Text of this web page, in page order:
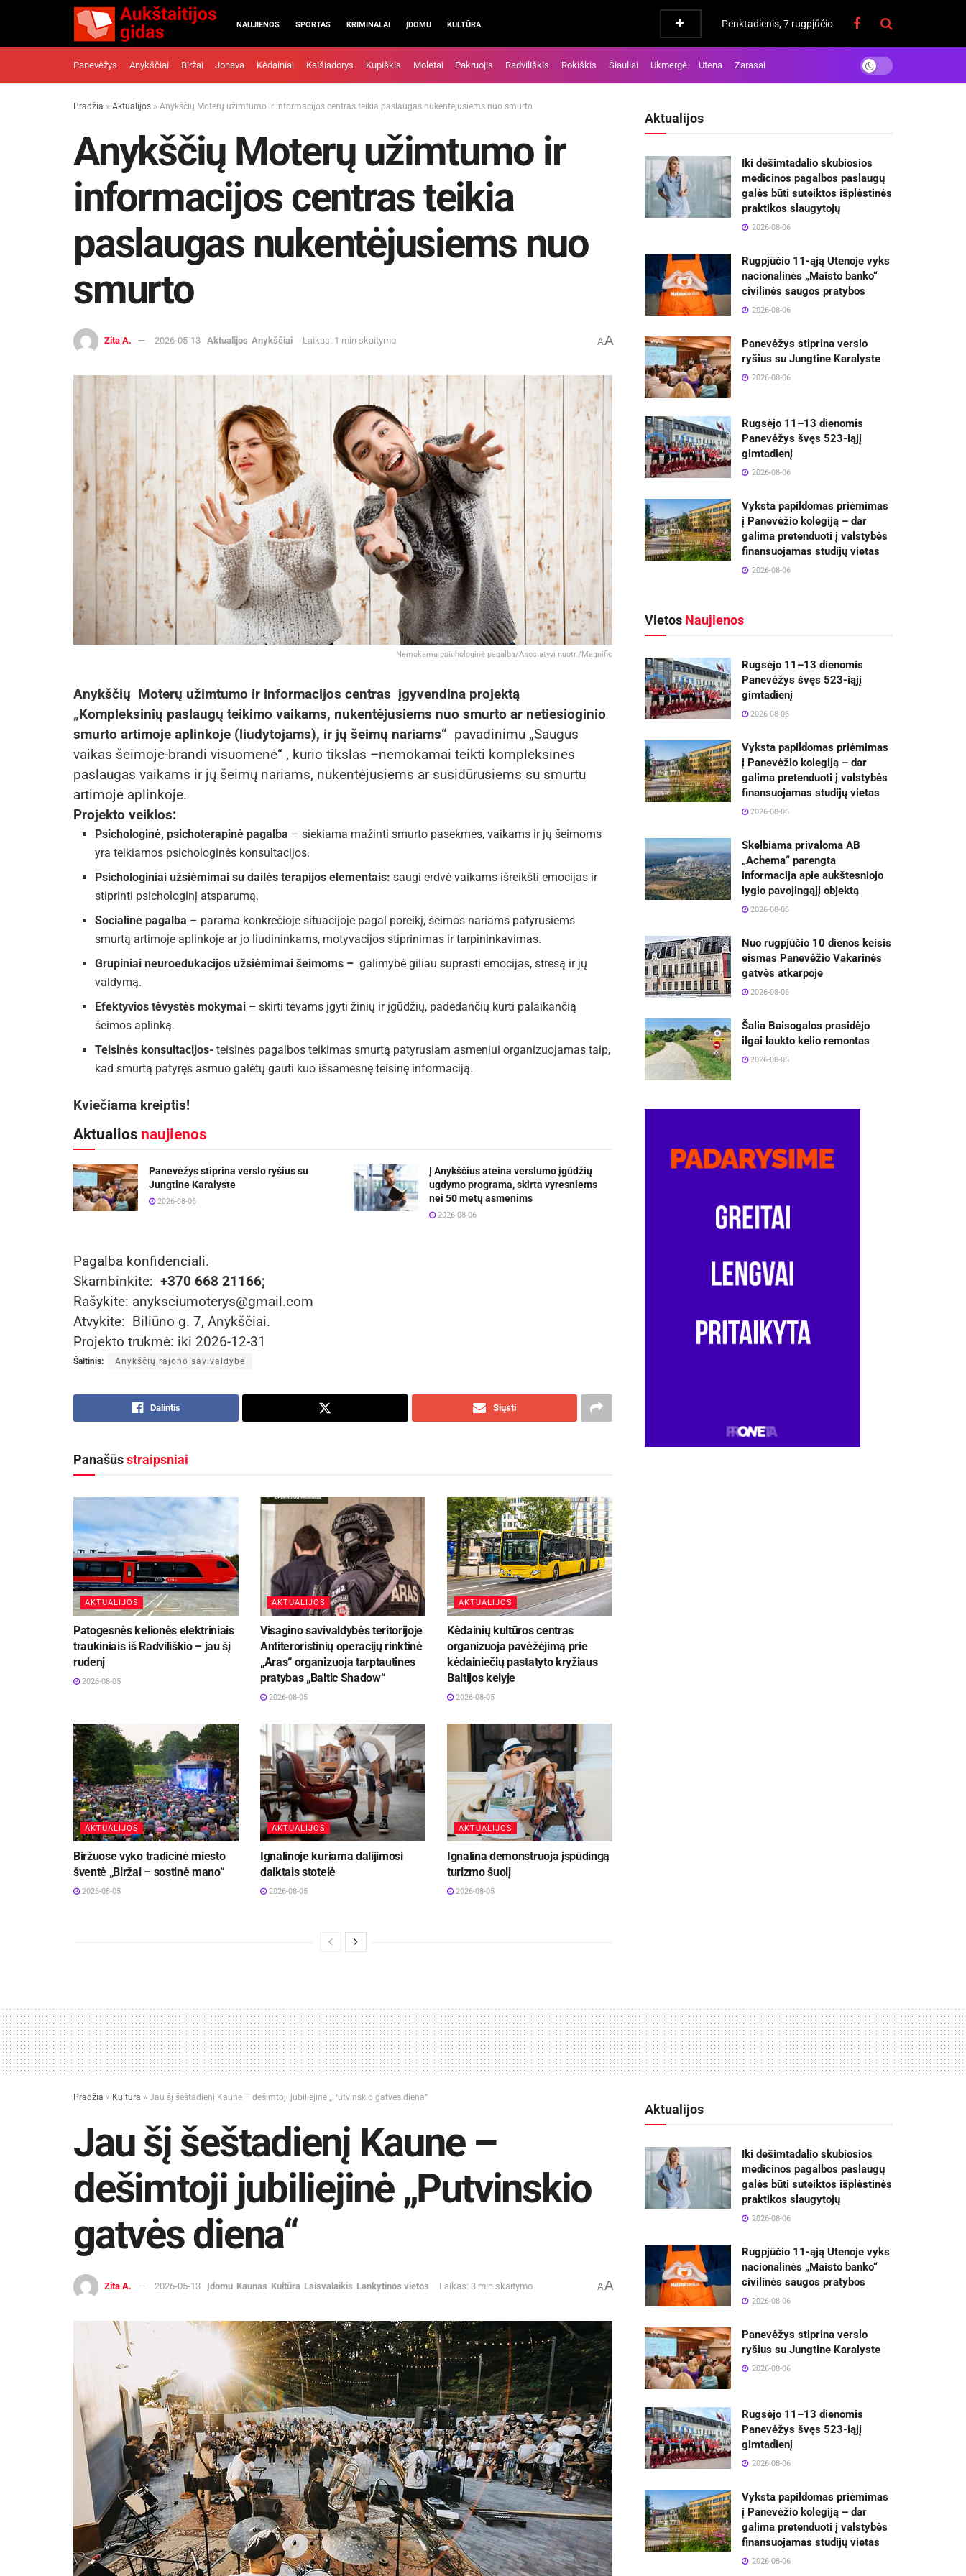
NAUJIENOS SPORTAS KRIMINALAI ĮDOMU KULTŪRA Penktadienis, 7 rugpjūčio
Panevėžys Anykščiai Biržai Jonava Kėdainiai Kaišiadorys Kupiškis Molėtai Pakruojis Radviliškis Rokiškis Šiauliai Ukmergė Utena Zarasai
Pradžia » Aktualijos » Anykščių Moterų užimtumo ir informacijos centras teikia paslaugas nukentėjusiems nuo smurto
Anykščių Moterų užimtumo ir
informacijos centras teikia
paslaugas nukentėjusiems nuo
smurto
Zita A. 2026-05-13 Aktualijos Anykščiai Laikas: 1 min skaitymo AA
Nemokama psichologinė pagalba/Asociatyvi nuotr./Magnific
Anykščių Moterų užimtumo ir informacijos centras įgyvendina projektą
„Kompleksinių paslaugų teikimo vaikams, nukentėjusiems nuo smurto ar netiesioginio
smurto artimoje aplinkoje (liudytojams), ir jų šeimų nariams“ pavadinimu „Saugus
vaikas šeimoje-brandi visuomenė“ , kurio tikslas –nemokamai teikti kompleksines
paslaugas vaikams ir jų šeimų nariams, nukentėjusiems ar susidūrusiems su smurtu
artimoje aplinkoje.
Projekto veiklos:
Psichologinė, psichoterapinė pagalba – siekiama mažinti smurto pasekmes, vaikams ir jų šeimoms
yra teikiamos psichologinės konsultacijos.
Psichologiniai užsiėmimai su dailės terapijos elementais: saugi erdvė vaikams išreikšti emocijas ir
stiprinti psichologinį atsparumą.
Socialinė pagalba – parama konkrečioje situacijoje pagal poreikį, šeimos nariams patyrusiems
smurtą artimoje aplinkoje ar jo liudininkams, motyvacijos stiprinimas ir tarpininkavimas.
Grupiniai neuroedukacijos užsiėmimai šeimoms – galimybė giliau suprasti emocijas, stresą ir jų
valdymą.
Efektyvios tėvystės mokymai – skirti tėvams įgyti žinių ir įgūdžių, padedančių kurti palaikančią
šeimos aplinką.
Teisinės konsultacijos- teisinės pagalbos teikimas smurtą patyrusiam asmeniui organizuojamas taip,
kad smurtą patyręs asmuo galėtų gauti kuo išsamesnę teisinę informaciją.
Kviečiama kreiptis!
Aktualios naujienos
Panevėžys stiprina verslo ryšius su
Jungtine Karalyste
2026-08-06
Į Anykščius ateina verslumo įgūdžių
ugdymo programa, skirta vyresniems
nei 50 metų asmenims
2026-08-06
Pagalba konfidenciali.
Skambinkite: +370 668 21166;
Rašykite: anyksciumoterys@gmail.com
Atvykite: Biliūno g. 7, Anykščiai.
Projekto trukmė: iki 2026-12-31
Šaltinis: Anykščių rajono savivaldybė
Dalintis Siųsti
Panašūsstraipsniai
AKTUALIJOS
Patogesnės kelionės elektriniais
traukiniais iš Radviliškio – jau šį
rudenį
2026-08-05
AKTUALIJOS
Visagino savivaldybės teritorijoje
Antiteroristinių operacijų rinktinė
„Aras“ organizuoja tarptautines
pratybas „Baltic Shadow“
2026-08-05
AKTUALIJOS
Kėdainių kultūros centras
organizuoja pavėžėjimą prie
kėdainiečių pastatyto kryžiaus
Baltijos kelyje
2026-08-05
AKTUALIJOS
Biržuose vyko tradicinė miesto
šventė „Biržai – sostinė mano“
2026-08-05
AKTUALIJOS
Ignalinoje kuriama dalijimosi
daiktais stotelė
2026-08-05
AKTUALIJOS
Ignalina demonstruoja įspūdingą
turizmo šuolį
2026-08-05
Aktualijos
Iki dešimtadalio skubiosios
medicinos pagalbos paslaugų
galės būti suteiktos išplėstinės
praktikos slaugytojų
2026-08-06
Rugpjūčio 11-ąją Utenoje vyks
nacionalinės „Maisto banko“
civilinės saugos pratybos
2026-08-06
Panevėžys stiprina verslo
ryšius su Jungtine Karalyste
2026-08-06
Rugsėjo 11–13 dienomis
Panevėžys švęs 523-iąjį
gimtadienį
2026-08-06
Vyksta papildomas priėmimas
į Panevėžio kolegiją – dar
galima pretenduoti į valstybės
finansuojamas studijų vietas
2026-08-06
Vietos Naujienos
Rugsėjo 11–13 dienomis
Panevėžys švęs 523-iąjį
gimtadienį
2026-08-06
Vyksta papildomas priėmimas
į Panevėžio kolegiją – dar
galima pretenduoti į valstybės
finansuojamas studijų vietas
2026-08-06
Skelbiama privaloma AB
„Achema“ parengta
informacija apie aukštesniojo
lygio pavojingąjį objektą
2026-08-06
Nuo rugpjūčio 10 dienos keisis
eismas Panevėžio Vakarinės
gatvės atkarpoje
2026-08-06
Šalia Baisogalos prasidėjo
ilgai laukto kelio remontas
2026-08-05
Pradžia » Kultūra » Jau šį šeštadienį Kaune – dešimtoji jubiliejinė „Putvinskio gatvės diena“
Jau šį šeštadienį Kaune –
dešimtoji jubiliejinė „Putvinskio
gatvės diena“
Zita A. 2026-05-13 Įdomu Kaunas Kultūra Laisvalaikis Lankytinos vietos Laikas: 3 min skaitymo AA
Aktualijos
Iki dešimtadalio skubiosios
medicinos pagalbos paslaugų
galės būti suteiktos išplėstinės
praktikos slaugytojų
2026-08-06
Rugpjūčio 11-ąją Utenoje vyks
nacionalinės „Maisto banko“
civilinės saugos pratybos
2026-08-06
Panevėžys stiprina verslo
ryšius su Jungtine Karalyste
2026-08-06
Rugsėjo 11–13 dienomis
Panevėžys švęs 523-iąjį
gimtadienį
2026-08-06
Vyksta papildomas priėmimas
į Panevėžio kolegiją – dar
galima pretenduoti į valstybės
finansuojamas studijų vietas
2026-08-06